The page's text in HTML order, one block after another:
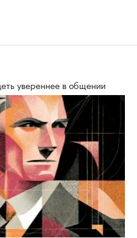
увереннее в общении